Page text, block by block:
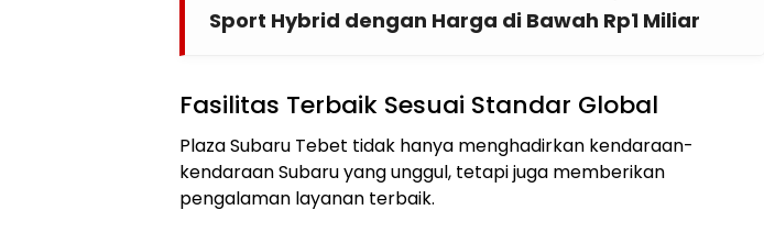
Sport Hybrid dengan Harga di Bawah Rp1 Miliar
Fasilitas Terbaik Sesuai Standar Global
Plaza Subaru Tebet tidak hanya menghadirkan kendaraan-
kendaraan Subaru yang unggul, tetapi juga memberikan
pengalaman layanan terbaik.